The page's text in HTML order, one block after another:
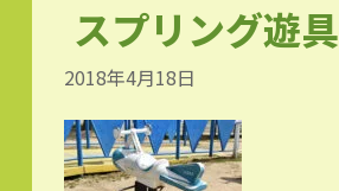
スプリング遊具
2018年4月18日